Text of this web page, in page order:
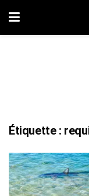
Étiquette :